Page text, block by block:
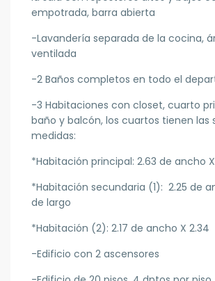
empotrada, barra abierta
-Lavandería separada de la cocina,
ventilada
-2 Baños completos en todo el
-3 Habitaciones con closet, cuarto
baño y balcón, los cuartos tienen las
medidas:
*Habitación principal: 2.63 de ancho
*Habitación secundaria (1): 2.25 de
de largo
*Habitación (2): 2.17 de ancho X 2.34
-Edificio con 2 ascensores